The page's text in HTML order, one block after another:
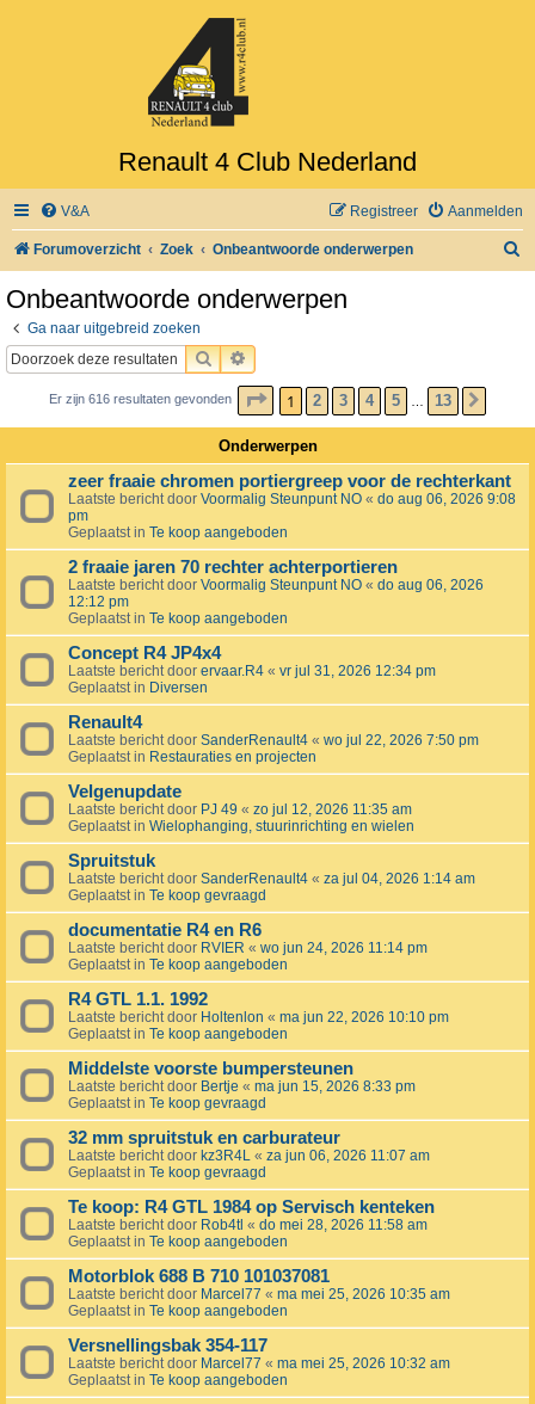
Renault 4 Club Nederland
V&A Aanmelden
Registreer
Forumoverzicht Zoek Onbeantwoorde onderwerpen
Onbeantwoorde onderwerpen
Ga naar uitgebreid zoeken
ZOEKUITGEBREID ZOEKEN
Er zijn 616 resultaten gevonden PAGINA VAN 13
1 2 3 4 5 13
Onderwerpen
zeer fraaie chromen portiergreep voor de rechterkant
Laatste bericht door Voormalig Steunpunt NO « do aug 06, 2026 9:08
pm
Geplaatst in Te koop aangeboden
2 fraaie jaren 70 rechter achterportieren
Laatste bericht door Voormalig Steunpunt NO « do aug 06, 2026
12:12 pm
Geplaatst in Te koop aangeboden
Concept R4 JP4x4
Laatste bericht door ervaar.R4 « vr jul 31, 2026 12:34 pm
Geplaatst in Diversen
Renault4
Laatste bericht door SanderRenault4 « wo jul 22, 2026 7:50 pm
Geplaatst in Restauraties en projecten
Velgenupdate
Laatste bericht door PJ 49 « zo jul 12, 2026 11:35 am
Geplaatst in Wielophanging, stuurinrichting en wielen
Spruitstuk
Laatste bericht door SanderRenault4 « za jul 04, 2026 1:14 am
Geplaatst in Te koop gevraagd
documentatie R4 en R6
Laatste bericht door RVIER « wo jun 24, 2026 11:14 pm
Geplaatst in Te koop aangeboden
R4 GTL 1.1. 1992
Laatste bericht door Holtenlon « ma jun 22, 2026 10:10 pm
Geplaatst in Te koop aangeboden
Middelste voorste bumpersteunen
Laatste bericht door Bertje « ma jun 15, 2026 8:33 pm
Geplaatst in Te koop gevraagd
32 mm spruitstuk en carburateur
Laatste bericht door kz3R4L « za jun 06, 2026 11:07 am
Geplaatst in Te koop gevraagd
Te koop: R4 GTL 1984 op Servisch kenteken
Laatste bericht door Rob4tl « do mei 28, 2026 11:58 am
Geplaatst in Te koop aangeboden
Motorblok 688 B 710 101037081
Laatste bericht door Marcel77 « ma mei 25, 2026 10:35 am
Geplaatst in Te koop aangeboden
Versnellingsbak 354-117
Laatste bericht door Marcel77 « ma mei 25, 2026 10:32 am
Geplaatst in Te koop aangeboden